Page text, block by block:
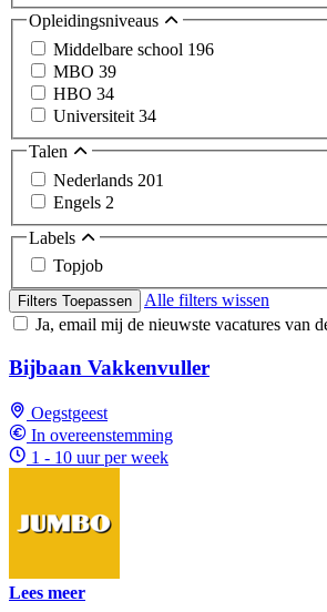
Opleidingsniveaus
Middelbare school 196
MBO 39
HBO 34
Universiteit 34
Talen
Nederlands 201
Engels 2
Labels
Topjob
Filters Toepassen
Alle filters wissen
Ja, email mij de nieuwste vacatures van
Bijbaan Vakkenvuller
Oegstgeest
In overeenstemming
1 - 10 uur per week
Lees meer